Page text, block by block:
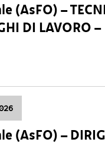
(AsFO) –
DI LAVORO –
(AsFO) –